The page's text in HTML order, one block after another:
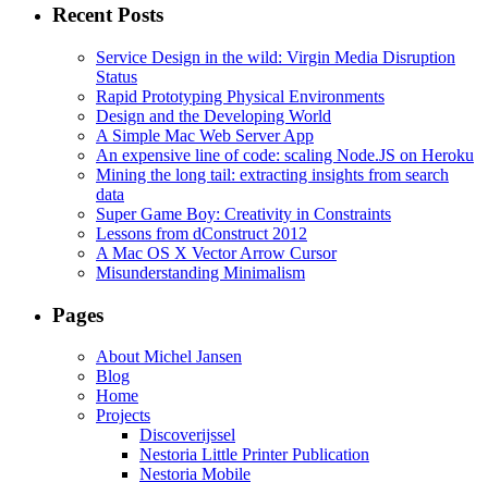
Recent Posts
Service Design in the wild: Virgin Media Disruption
Status
Rapid Prototyping Physical Environments
Design and the Developing World
A Simple Mac Web Server App
An expensive line of code: scaling Node.JS on Heroku
Mining the long tail: extracting insights from search
data
Super Game Boy: Creativity in Constraints
Lessons from dConstruct 2012
A Mac OS X Vector Arrow Cursor
Misunderstanding Minimalism
Pages
About Michel Jansen
Blog
Home
Projects
Discoverijssel
Nestoria Little Printer Publication
Nestoria Mobile